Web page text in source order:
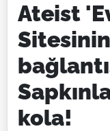
Ateist
kola!